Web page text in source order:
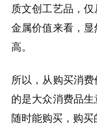
质文创工艺品，
金属价值来看，
高。
所以，从购买消
的是大众消费品
随时能购买，购买